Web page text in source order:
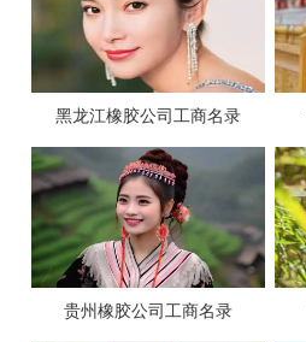
黑龙江橡胶公司工商名录
贵州橡胶公司工商名录